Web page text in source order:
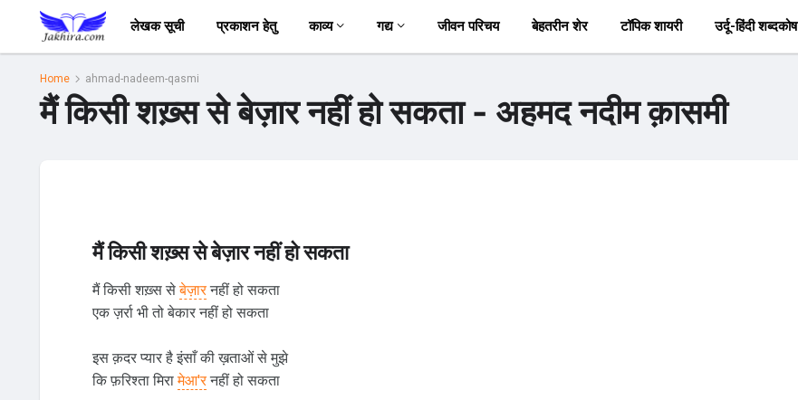
लेखक सूची प्रकाशन हेतु काव्य गद्य जीवन परिचय बेहतरीन शेर टॉपिक शायरी उर्दू-हिंदी शब्दकोष
Home ahmad-nadeem-qasmi
मैं किसी शख़्स से बेज़ार नहीं हो सकता - अहमद नदीम क़ासमी
मैं किसी शख़्स से बेज़ार नहीं हो सकता
मैं किसी शख़्स सेबेज़ारनहीं हो सकता
एक ज़र्रा भी तो बेकार नहीं हो सकता
इस क़दर प्यार है इंसाँ की ख़ताओं से मुझे
कि फ़रिश्ता मिरामेआ'रनहीं हो सकता